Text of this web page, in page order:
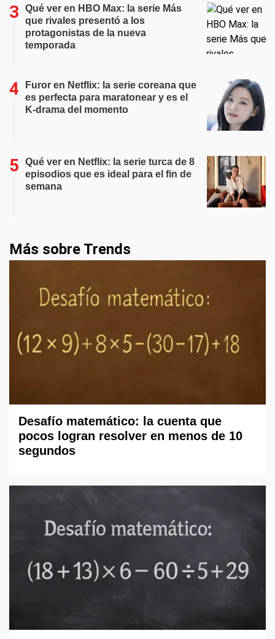
Qué ver en HBO Max: la serie Más
que rivales presentó a los
protagonistas de la nueva
temporada
Furor en Netflix: la serie coreana que
es perfecta para maratonear y es el
K-drama del momento
Qué ver en Netflix: la serie turca de 8
episodios que es ideal para el fin de
semana
Más sobre Trends
Desafío matemático: la cuenta que
pocos logran resolver en menos de 10
segundos